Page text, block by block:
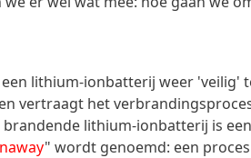
lithium-ionbatterij weer 'veilig'
vertraagt het
lithium-ionbatterij is
" wordt genoemd: een